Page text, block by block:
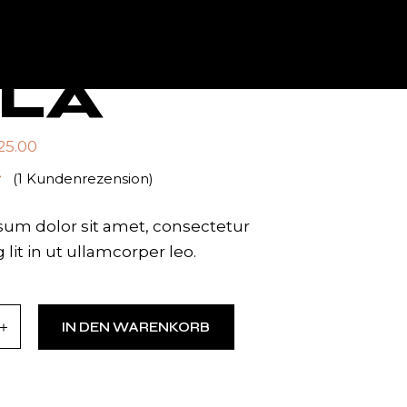
(1 Kundenrezension)
dolor sit amet, consectetur
lit in ut ullamcorper leo.
IN DEN WARENKORB